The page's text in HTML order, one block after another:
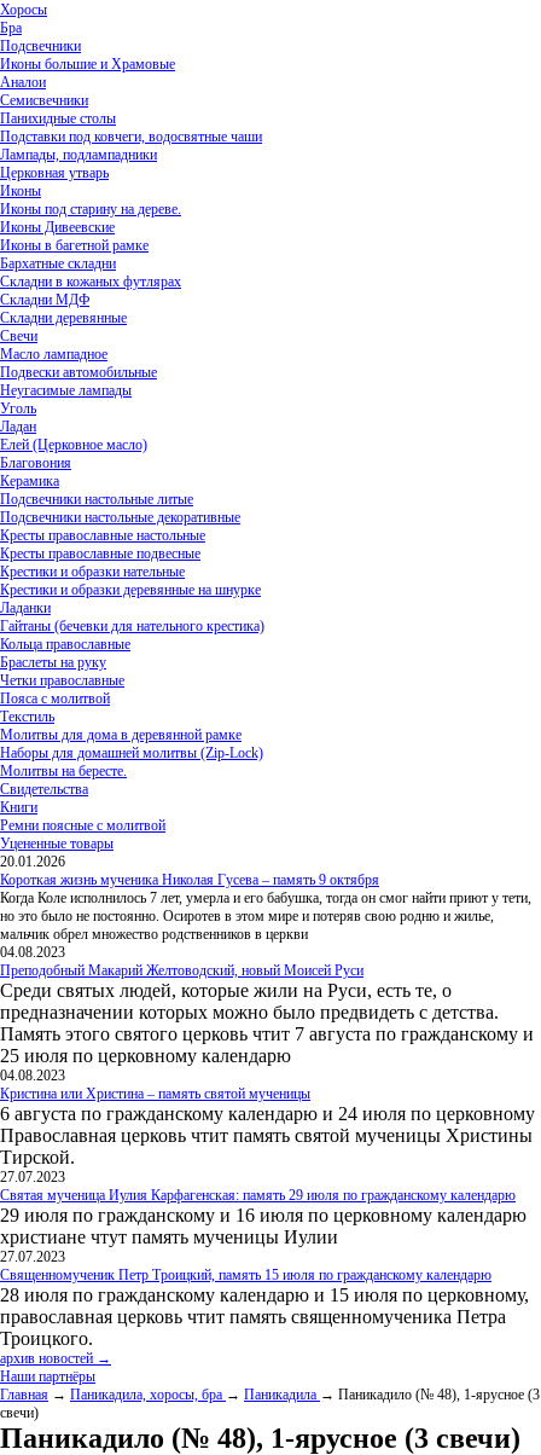
Хоросы
Бра
Подсвечники
Иконы большие и Храмовые
Аналои
Семисвечники
Панихидные столы
Подставки под ковчеги, водосвятные чаши
Лампады, подлампадники
Церковная утварь
Иконы
Иконы под старину на дереве.
Иконы Дивеевские
Иконы в багетной рамке
Бархатные складни
Складни в кожаных футлярах
Складни МДФ
Складни деревянные
Свечи
Масло лампадное
Подвески автомобильные
Неугасимые лампады
Уголь
Ладан
Елей (Церковное масло)
Благовония
Керамика
Подсвечники настольные литые
Подсвечники настольные декоративные
Кресты православные настольные
Кресты православные подвесные
Крестики и образки нательные
Крестики и образки деревянные на шнурке
Ладанки
Гайтаны (бечевки для нательного крестика)
Кольца православные
Браслеты на руку
Четки православные
Пояса с молитвой
Текстиль
Молитвы для дома в деревянной рамке
Наборы для домашней молитвы (Zip-Lock)
Молитвы на бересте.
Свидетельства
Книги
Ремни поясные с молитвой
Уцененные товары
20.01.2026
Короткая жизнь мученика Николая Гусева – память 9 октября
Когда Коле исполнилось 7 лет, умерла и его бабушка, тогда он смог найти приют у тети,
но это было не постоянно. Осиротев в этом мире и потеряв свою родню и жилье,
мальчик обрел множество родственников в церкви
04.08.2023
Преподобный Макарий Желтоводский, новый Моисей Руси
Среди святых людей, которые жили на Руси, есть те, о
предназначении которых можно было предвидеть с детства.
Память этого святого церковь чтит 7 августа по гражданскому и
25 июля по церковному календарю
04.08.2023
Кристина или Христина – память святой мученицы
6 августа по гражданскому календарю и 24 июля по церковному
Православная церковь чтит память святой мученицы Христины
Тирской.
27.07.2023
Святая мученица Иулия Карфагенская: память 29 июля по гражданскому календарю
29 июля по гражданскому и 16 июля по церковному календарю
христиане чтут память мученицы Иулии
27.07.2023
Священномученик Петр Троицкий, память 15 июля по гражданскому календарю
28 июля по гражданскому календарю и 15 июля по церковному,
православная церковь чтит память священномученика Петра
Троицкого.
архив новостей →
Наши партнёры
Главная → Паникадила, хоросы, бра → Паникадила → Паникадило (№ 48), 1-ярусное (3
свечи)
Паникадило (№ 48), 1-ярусное (3 свечи)